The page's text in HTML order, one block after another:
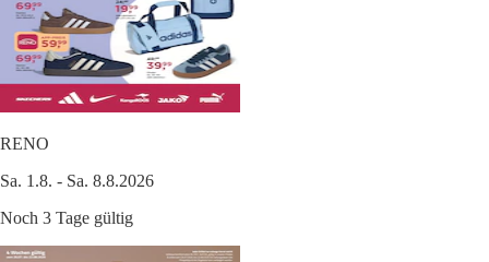
RENO
Sa. 1.8. - Sa. 8.8.2026
Noch 3 Tage gültig